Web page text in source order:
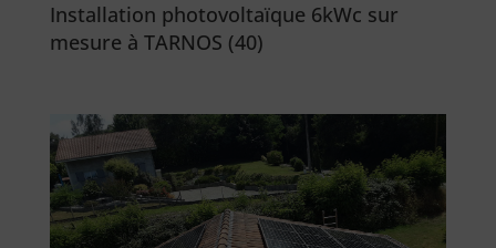
Installation photovoltaïque 6kWc sur
mesure à TARNOS (40)